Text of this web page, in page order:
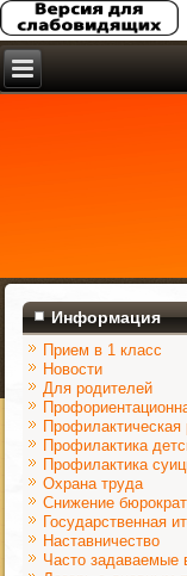
Информация
Прием в 1 класс
Новости
Для родителей
Профилактическая
Профилактика
Профилактика
Охрана труда
Снижение
Государственная
Наставничество
Часто задаваемые